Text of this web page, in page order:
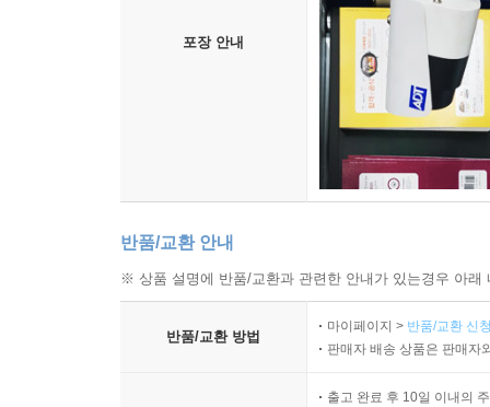
포장 안내
반품/교환 안내
※ 상품 설명에 반품/교환과 관련한 안내가 있는경우 아
반품/교환 방법
마이페이지 > 반품/교환 신
판매자 배송 상품은 판매자
출고 완료 후 10일 이내의